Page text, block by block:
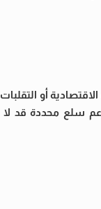
أو
سلع محددة قد لا